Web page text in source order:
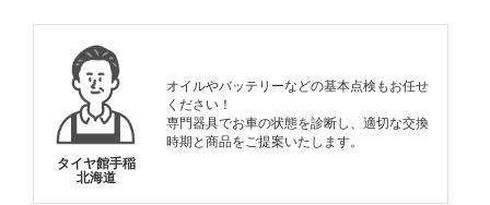
タイヤ館手稲
北海道
オイルやバッテリーなどの基本点検もお任せ
ください！
専門器具でお車の状態を診断し、適切な交換
時期と商品をご提案いたします。